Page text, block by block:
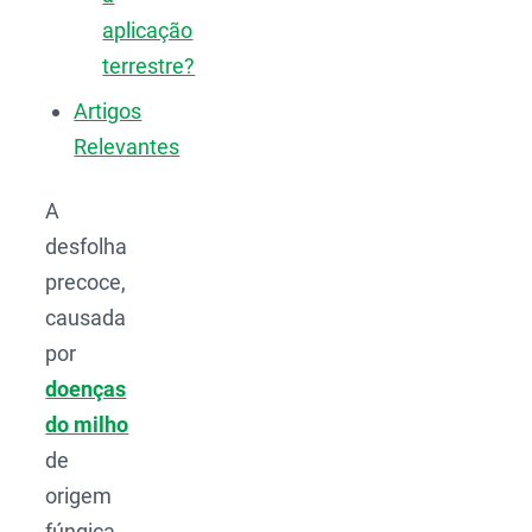
aplicação
terrestre?
Artigos
Relevantes
A
desfolha
precoce,
causada
por
doenças
do milho
de
origem